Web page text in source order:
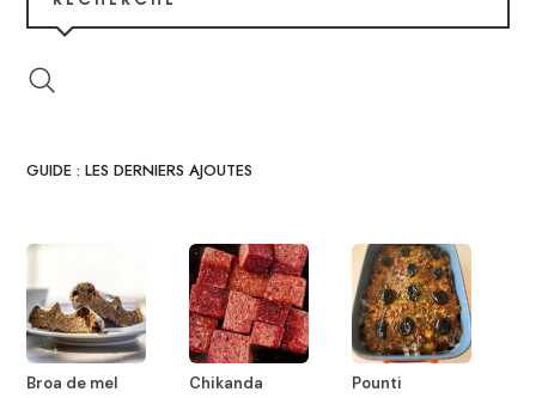
GUIDE : LES DERNIERS AJOUTES
Broa de mel Chikanda Pounti